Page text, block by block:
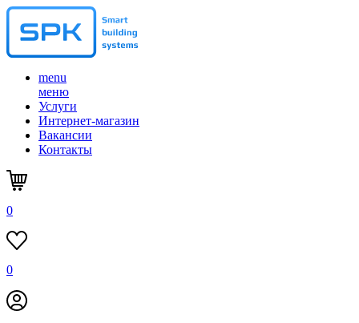
menu
меню
Услуги
Интернет-магазин
Вакансии
Контакты
0
0